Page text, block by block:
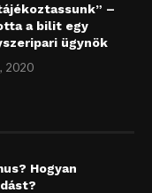
–
a bilit egy
ügynök
2020
Hogyan